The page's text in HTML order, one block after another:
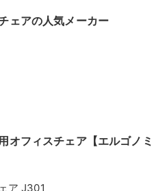
ェアの人気メーカー
オフィスチェア【エルゴノミ
ア J301